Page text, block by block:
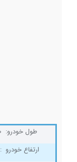
طول خودرو: 2700 میلیمتر
ارتفاع خودرو : 1600 میلیمتر